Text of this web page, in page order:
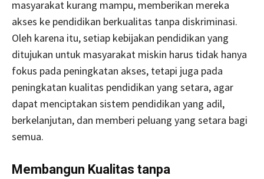
masyarakat kurang mampu, memberikan mereka
akses ke pendidikan berkualitas tanpa diskriminasi.
Oleh karena itu, setiap kebijakan pendidikan yang
ditujukan untuk masyarakat miskin harus tidak hanya
fokus pada peningkatan akses, tetapi juga pada
peningkatan kualitas pendidikan yang setara, agar
dapat menciptakan sistem pendidikan yang adil,
berkelanjutan, dan memberi peluang yang setara bagi
semua.
Membangun Kualitas tanpa